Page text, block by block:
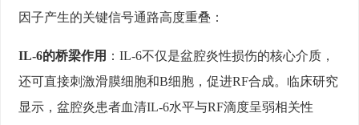
因子产生的关键信号通路高度重叠：
IL-6的桥梁作用 ：IL-6不仅是盆腔炎性损伤的核心介质，
还可直接刺激滑膜细胞和B细胞，促进RF合成。临床研究
显示，盆腔炎患者血清IL-6水平与RF滴度呈弱相关性